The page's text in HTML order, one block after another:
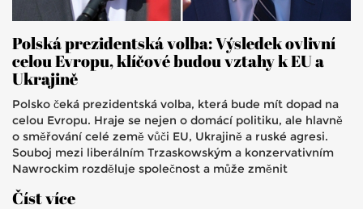
Polská prezidentská volba: Výsledek ovlivní
celou Evropu, klíčové budou vztahy k EU a
Ukrajině
Polsko čeká prezidentská volba, která bude mít dopad na
celou Evropu. Hraje se nejen o domácí politiku, ale hlavně
o směřování celé země vůči EU, Ukrajině a ruské agresi.
Souboj mezi liberálním Trzaskowským a konzervativním
Nawrockim rozděluje společnost a může změnit
Číst více